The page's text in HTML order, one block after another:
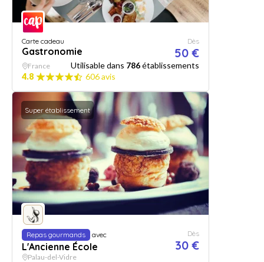
Carte cadeau
Gastronomie
Dès
50 €
France Utilisable dans 786établissements
4.8
606 avis
Super établissement
Repas gourmands avec
L'Ancienne École
Dès
30 €
Palau-del-Vidre